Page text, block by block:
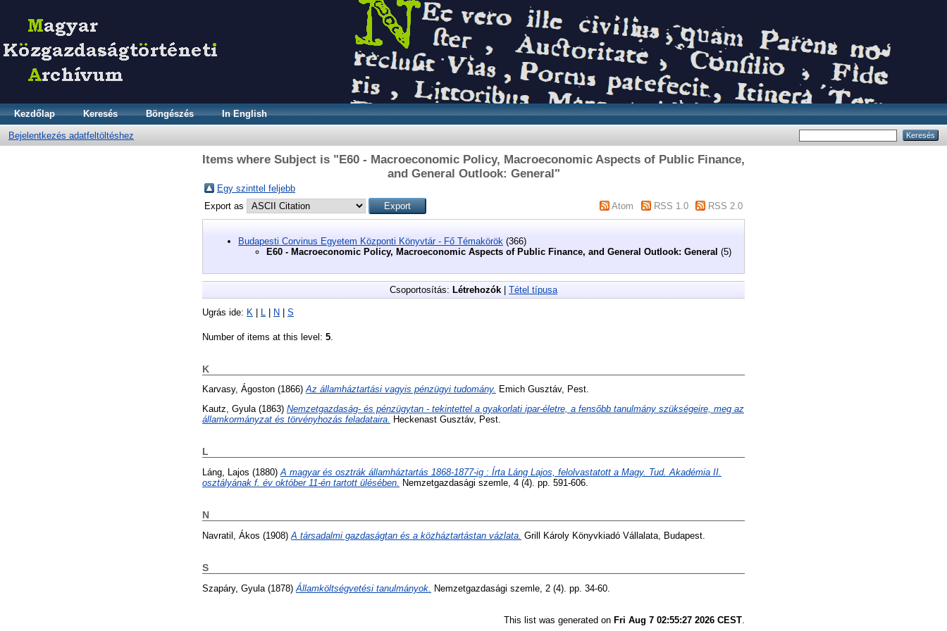
Kezdőlap Keresés Böngészés In English
Bejelentkezés adatfeltöltéshez
Items where Subject is "E60 - Macroeconomic Policy, Macroeconomic Aspects of Public Finance,
and General Outlook: General"
Egy szinttel feljebb
Export as
Atom RSS 1.0 RSS 2.0
Budapesti Corvinus Egyetem Központi Könyvtár - Fő Témakörök (366)
E60 - Macroeconomic Policy, Macroeconomic Aspects of Public Finance, and General Outlook: General (5)
Csoportosítás: Létrehozók | Tétel típusa
Ugrás ide: K | L | N | S
Number of items at this level: 5
K
Karvasy, Ágoston (1866)Az államháztartási vagyis pénzügyi tudomány. Emich Gusztáv, Pest.
Kautz, Gyula(1863) Nemzetgazdaság- és pénzügytan - tekintettel a gyakorlati ipar-életre, a fensőbb tanulmány szükségeire, meg az
államkormányzat és törvényhozás feladataira. Heckenast Gusztáv, Pest.
L
Láng, Lajos (1880) A magyar és osztrák államháztartás 1868-1877-ig : Írta Láng Lajos, felolvastatott a Magy. Tud. Akadémia II.
osztályának f. év október 11-én tartott ülésében.
Nemzetgazdasági szemle, 4 (4). pp. 591-606.
N
Navratil, Ákos (1908) A társadalmi gazdaságtan és a közháztartástan vázlata. Grill Károly Könyvkiadó Vállalata, Budapest.
S
Szapáry, Gyula (1878) Államköltségvetési tanulmányok. Nemzetgazdasági szemle, 2 (4). pp. 34-60.
This list was generated on Fri Aug 7 02:55:27 2026 CEST